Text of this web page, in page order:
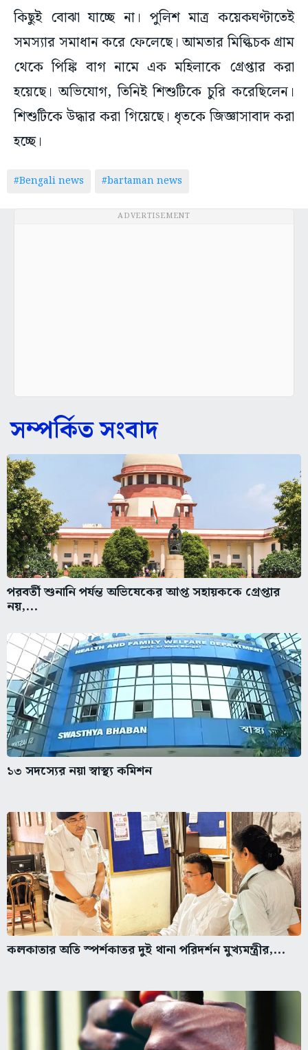
কিছুই বোঝা যাচ্ছে না। পুলিশ মাত্র কয়েকঘণ্টাতেই
সমস্যার সমাধান করে ফেলেছে। আমতার মিল্কিচক গ্রাম
থেকে পিঙ্কি বাগ নামে এক মহিলাকে গ্রেপ্তার করা
হয়েছে। অভিযোগ, তিনিই শিশুটিকে চুরি করেছিলেন।
শিশুটিকে উদ্ধার করা গিয়েছে। ধৃতকে জিজ্ঞাসাবাদ করা
হচ্ছে।
#Bengali news #bartaman news
ADVERTISEMENT
সম্পর্কিত সংবাদ
পরবর্তী শুনানি পর্যন্ত অভিষেকের আপ্ত সহায়ককে গ্রেপ্তার
নয়,...
১৩ সদস্যের নয়া স্বাস্থ্য কমিশন
কলকাতার অতি স্পর্শকাতর দুই থানা পরিদর্শন মুখ্যমন্ত্রীর,...